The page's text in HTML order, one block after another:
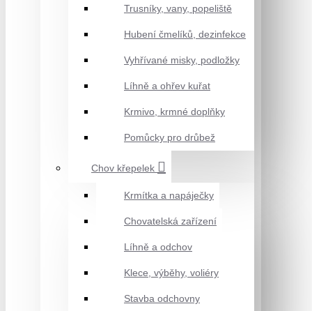
Trusníky, vany, popeliště
Hubení čmelíků, dezinfekce
Vyhřívané misky, podložky
Líhně a ohřev kuřat
Krmivo, krmné doplňky
Pomůcky pro drůbež
Chov křepelek
Krmítka a napáječky
Chovatelská zařízení
Líhně a odchov
Klece, výběhy, voliéry
Stavba odchovny